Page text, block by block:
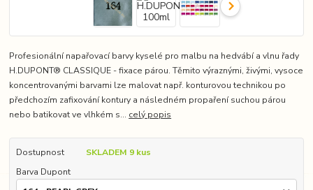
Profesionální napařovací barvy kyselé pro malbu na hedvábí a vlnu řady
H.DUPONT® CLASSIQUE - fixace párou. Těmito výraznými, živými, vysoce
koncentrovanými barvami lze malovat např. konturovou technikou po
předchozím zafixování kontury a následném propaření suchou párou
nebo batikovat ve vlhkém s... celý popis
Dostupnost
SKLADEM 9 kus
Barva Dupont